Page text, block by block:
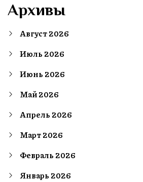
Архивы
Август 2026
Июль 2026
Июнь 2026
Май 2026
Апрель 2026
Март 2026
Февраль 2026
Январь 2026